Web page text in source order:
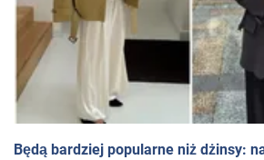
Będą bardziej popularne niż dżinsy: